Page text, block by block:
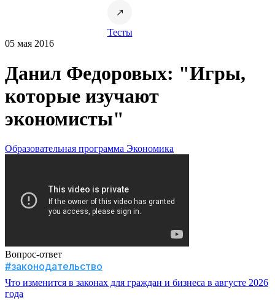
Тесты
05 мая 2016
Данил Федоровых: "Игры,
которые изучают
экономисты"
Образовательная программа Экономика
Вопрос-ответ
#законодательство
Что изменится в законах для граждан и бизнеса в августе 2026
года